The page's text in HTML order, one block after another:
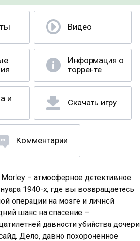
Видео
Информация о
торренте
и
Скачать игру
Комментарии
– атмосферное детективное
1940-х, где вы возвращаетесь
операции на мозге и личной
шанс на спасение –
давности убийства дочери
Дело, давно похороненное